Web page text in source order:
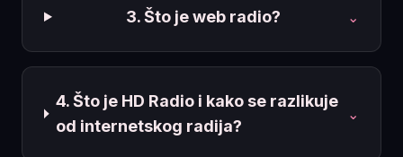
3. Što je web radio? ⌄
4. Što je HD Radio i kako se razlikuje
od internetskog radija?
⌄